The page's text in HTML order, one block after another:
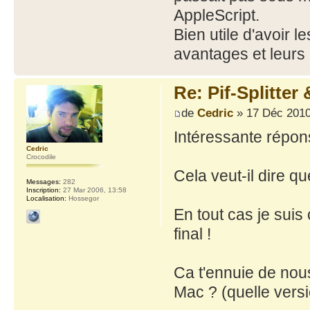
AppleScript.
Bien utile d'avoir
avantages et
Re: Pif-Splitter
de Cedric» 17 Déc
Intéressante
Cela veut-il dire
En tout cas je
final !
Ca t'ennuie de
Mac ? (quelle
Cedric
Crocodile
Messages: 282
Inscription: 27 Mar 2006, 13:58
Localisation: Hossegor